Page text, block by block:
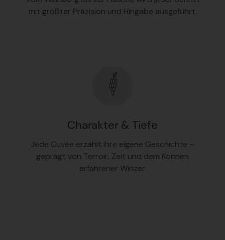
mit größter Präzision und Hingabe ausgeführt.
Charakter & Tiefe
Jede Cuvée erzählt ihre eigene Geschichte –
geprägt von Terroir, Zeit und dem Können
erfahrener Winzer.